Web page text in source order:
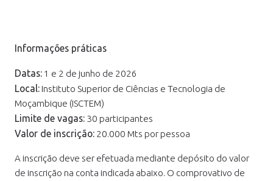
Informações práticas
Datas: 1 e 2 de junho de 2026
Local:Instituto Superior de Ciências e Tecnologia de
Moçambique (ISCTEM)
Limite de vagas: 30 participantes
Valor de inscrição: 20.000 Mts por pessoa
A inscrição deve ser efetuada mediante depósito do valor
de inscrição na conta indicada abaixo. O comprovativo de